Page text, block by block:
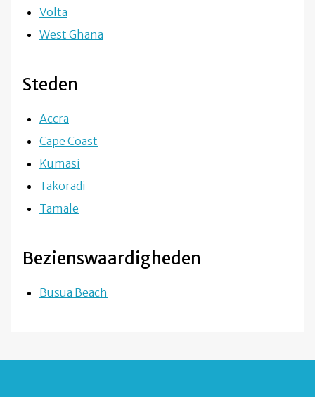
Volta
West Ghana
Steden
Accra
Cape Coast
Kumasi
Takoradi
Tamale
Bezienswaardigheden
Busua Beach